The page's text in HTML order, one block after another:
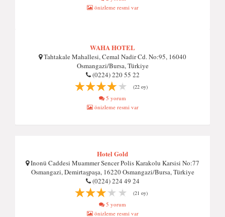
önizleme resmi var
WAHA HOTEL
Tahtakale Mahallesi, Cemal Nadir Cd. No:95, 16040
Osmangazi/Bursa, Türkiye
(0224) 220 55 22
(22 oy)
5 yorum
önizleme resmi var
Hotel Gold
Inonü Caddesi Muammer Sencer Polis Karakolu Karsisi No:77
Osmangazi, Demirtaşpaşa, 16220 Osmangazi/Bursa, Türkiye
(0224) 224 49 24
(21 oy)
5 yorum
önizleme resmi var